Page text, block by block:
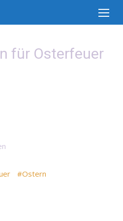
für Osterfeuer
#Ostern